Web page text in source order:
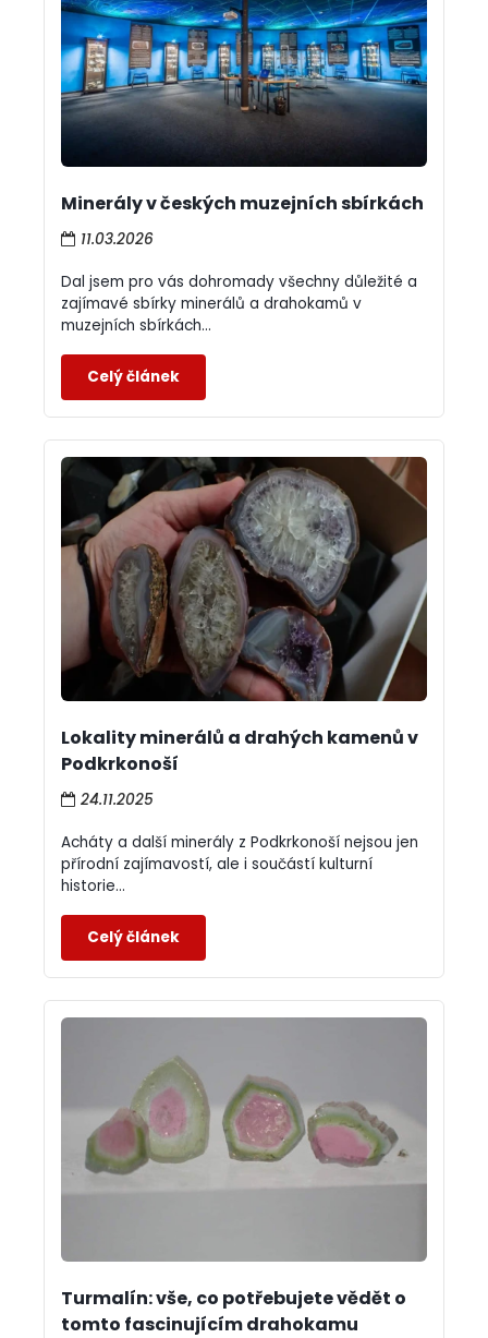
Minerály v českých muzejních sbírkách
11.03.2026
Dal jsem pro vás dohromady všechny důležité a
zajímavé sbírky minerálů a drahokamů v
muzejních sbírkách...
Lokality minerálů a drahých kamenů v
Podkrkonoší
24.11.2025
Acháty a další minerály z Podkrkonoší nejsou jen
přírodní zajímavostí, ale i součástí kulturní
historie...
Turmalín: vše, co potřebujete vědět o
tomto fascinujícím drahokamu